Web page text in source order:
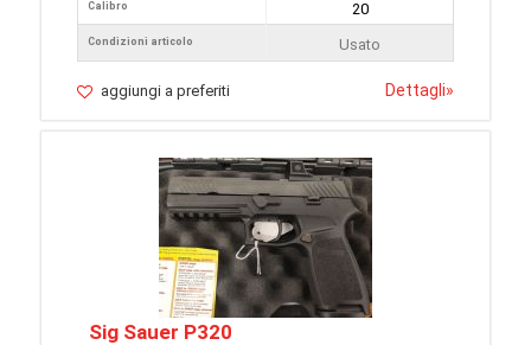
Calibro
Condizioni articolo
20
Usato
aggiungi a preferiti Dettagli»
Sig Sauer P320